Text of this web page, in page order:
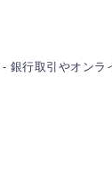
行取引やオン